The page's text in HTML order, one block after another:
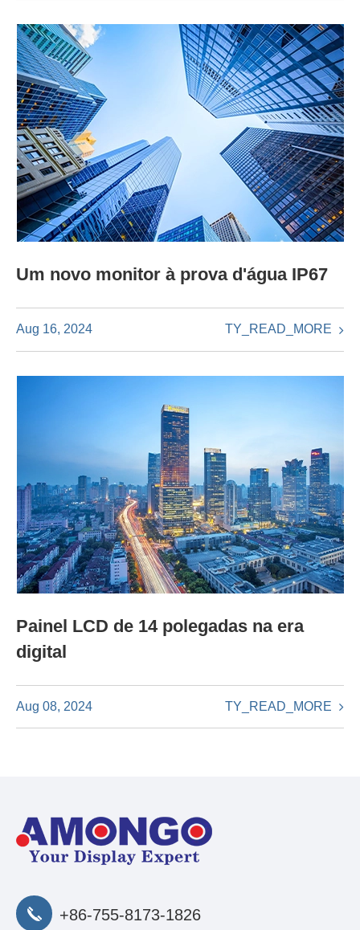
Um novo monitor à prova d'água IP67
Aug 16, 2024 TY_READ_MORE
Painel LCD de 14 polegadas na era
digital
Aug 08, 2024 TY_READ_MORE
+86-755-8173-1826